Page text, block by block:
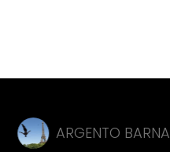
BARNABÀ DALLE